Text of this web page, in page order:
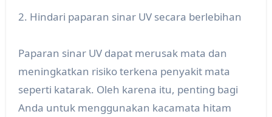
2. Hindari paparan sinar UV secara berlebihan
Paparan sinar UV dapat merusak mata dan
meningkatkan risiko terkena penyakit mata
seperti katarak. Oleh karena itu, penting bagi
Anda untuk menggunakan kacamata hitam